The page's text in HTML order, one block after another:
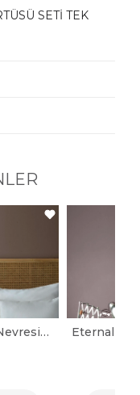
SETİ TEK
Eternal Çift Kişilik Bej Nevresimli Yatak Örtüsü Seti